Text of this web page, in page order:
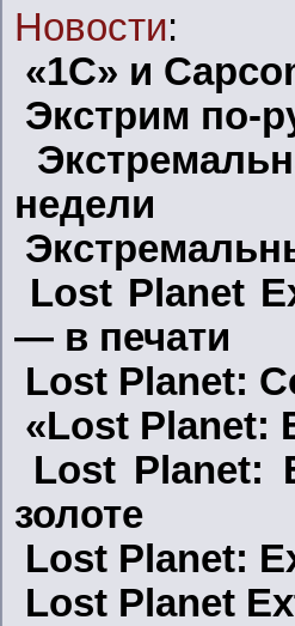
Новости:
«1С» и
Экстрим по-
недели
Lost Planet
— в печати
Lost Planet:
«Lost Planet:
Lost Planet:
золоте
Lost Planet:
Lost Planet